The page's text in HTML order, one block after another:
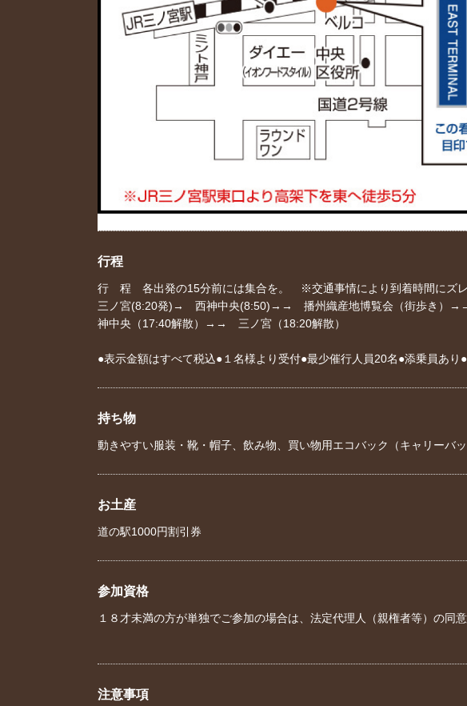
行程
行 程 各出発の15分前には集合を。 ※交通事情により到着時間にズレ
三ノ宮(8:20発)→ 西神中央(8:50)→→ 播州織産地博覧会（街歩き）
神中央（17:40解散）→→ 三ノ宮（18:20解散）
●表示金額はすべて税込●１名様より受付●最少催行人員20名●添乗員あり
持ち物
動きやすい服装・靴・帽子、飲み物、買い物用エコバック（キャリーバ
お土産
道の駅1000円割引券
参加資格
１８才未満の方が単独でご参加の場合は、法定代理人（親権者等）の
注意事項